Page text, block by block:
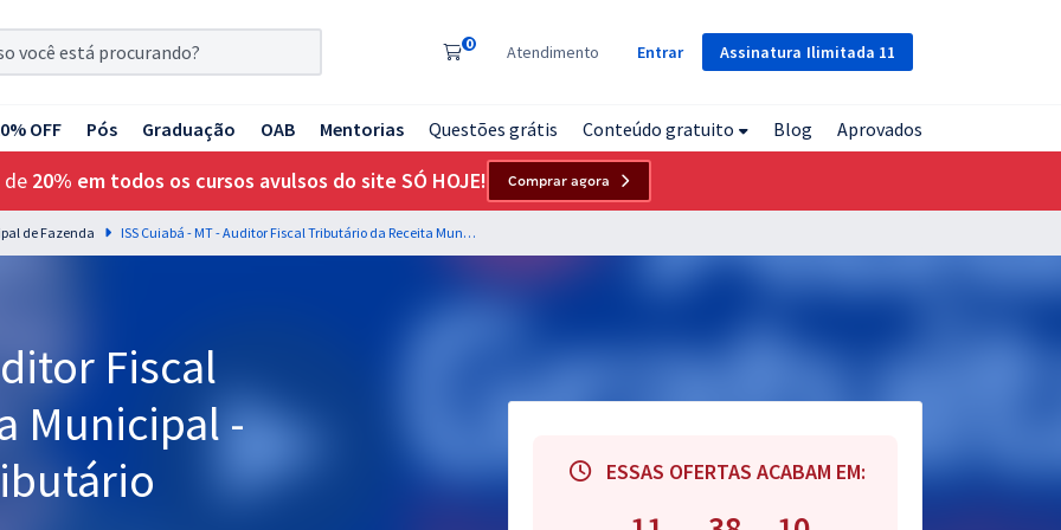
Assinatura Ilimitada 11
0 Atendimento Entrar
OFF Pós Graduação OAB Mentorias Questões grátis Conteúdo gratuito Blog Aprovados
de 20% em todos os cursos avulsos do site SÓ HOJE! Comprar agora
de Fazenda ISS Cuiabá - MT - Auditor Fiscal Tributário da Receita Municipal - Direito/ Processo Tributário
Fiscal
Municipal -
ESSAS OFERTAS ACABAM EM: